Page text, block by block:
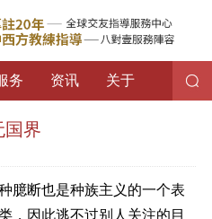
务 资讯 关于
国界
臆断也是种族主义的一个表
，因此逃不过别人关注的目